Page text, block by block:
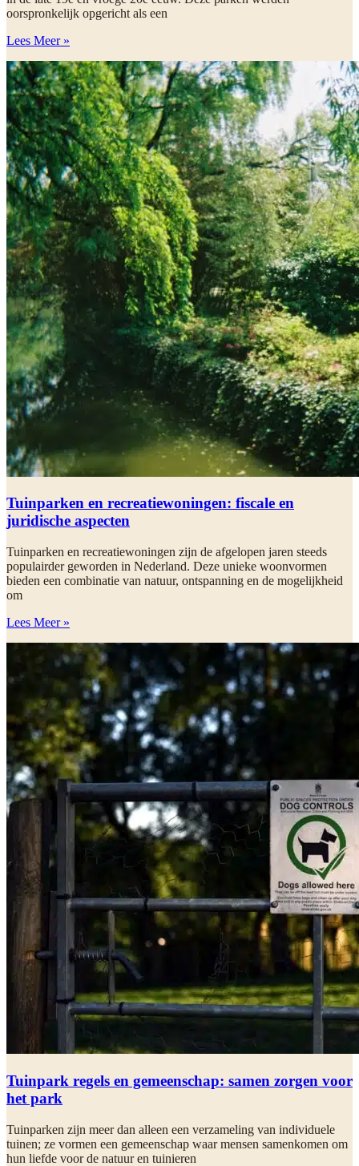
oorspronkelijk opgericht als een
Lees Meer »
Tuinparken en recreatiewoningen: fiscale en
juridische aspecten
Tuinparken en recreatiewoningen zijn de afgelopen jaren steeds
populairder geworden in Nederland. Deze unieke woonvormen
bieden een combinatie van natuur, ontspanning en de mogelijkheid
om
Lees Meer »
Tuinpark regels en gemeenschap: samen zorgen voor
het park
Tuinparken zijn meer dan alleen een verzameling van individuele
tuinen; ze vormen een gemeenschap waar mensen samenkomen om
hun liefde voor de natuur en tuinieren